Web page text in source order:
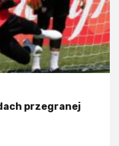
przegranej